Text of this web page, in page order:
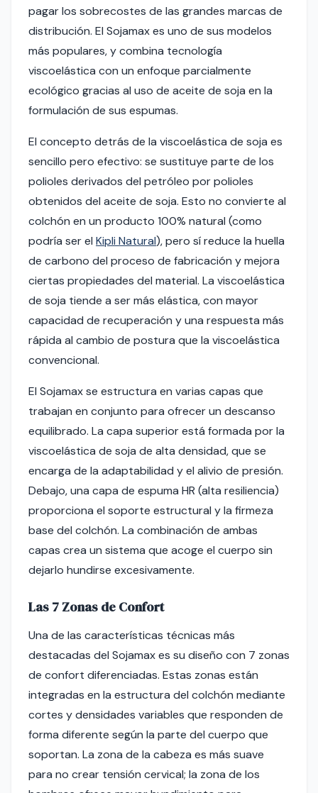
pagar los sobrecostes de las grandes marcas de
distribución. El Sojamax es uno de sus modelos
más populares, y combina tecnología
viscoelástica con un enfoque parcialmente
ecológico gracias al uso de aceite de soja en la
formulación de sus espumas.
El concepto detrás de la viscoelástica de soja es
sencillo pero efectivo: se sustituye parte de los
polioles derivados del petróleo por polioles
obtenidos del aceite de soja. Esto no convierte al
colchón en un producto 100% natural (como
podría ser el Kipli Natural), pero sí reduce la huella
de carbono del proceso de fabricación y mejora
ciertas propiedades del material. La viscoelástica
de soja tiende a ser más elástica, con mayor
capacidad de recuperación y una respuesta más
rápida al cambio de postura que la viscoelástica
convencional.
El Sojamax se estructura en varias capas que
trabajan en conjunto para ofrecer un descanso
equilibrado. La capa superior está formada por la
viscoelástica de soja de alta densidad, que se
encarga de la adaptabilidad y el alivio de presión.
Debajo, una capa de espuma HR (alta resiliencia)
proporciona el soporte estructural y la firmeza
base del colchón. La combinación de ambas
capas crea un sistema que acoge el cuerpo sin
dejarlo hundirse excesivamente.
Las 7 Zonas de Confort
Una de las características técnicas más
destacadas del Sojamax es su diseño con 7 zonas
de confort diferenciadas. Estas zonas están
integradas en la estructura del colchón mediante
cortes y densidades variables que responden de
forma diferente según la parte del cuerpo que
soportan. La zona de la cabeza es más suave
para no crear tensión cervical; la zona de los